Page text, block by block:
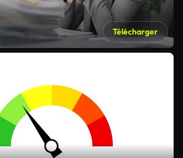
Télécharger